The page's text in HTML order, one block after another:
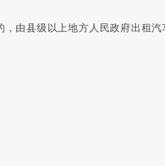
由县级以上地方人民政府出租